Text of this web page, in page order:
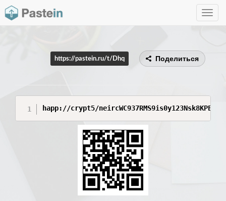
Toggle
https://pastein.ru/t/Dhq Поделиться
happ://crypt5/